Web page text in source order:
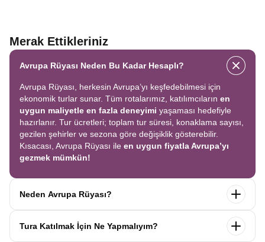
Merak Ettikleriniz
Avrupa Rüyası Neden Bu Kadar Hesaplı?
Avrupa Rüyası, herkesin Avrupa’yı keşfedebilmesi için
ekonomik turlar sunar. Tüm rotalarımız, katılımcıların en
uygun maliyetle en fazla deneyimi yaşaması hedefiyle
hazırlanır. Tur ücretleri; toplam tur süresi, konaklama sayısı,
gezilen şehirler ve sezona göre değişiklik gösterebilir.
Kısacası, Avrupa Rüyası ile en uygun fiyatla Avrupa’yı
gezmek mümkün!
Neden Avrupa Rüyası?
tek seferde birçok
ülkeyikeşfedin! Ekstra tur ücreti yok, tüm geziler fiyata
Tura Katılmak İçin Ne Yapmalıyım?